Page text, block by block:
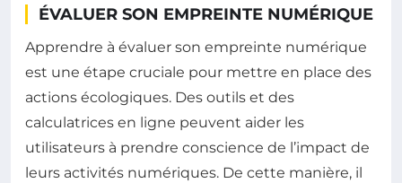
ÉVALUER SON EMPREINTE NUMÉRIQUE
Apprendre à évaluer son empreinte numérique
est une étape cruciale pour mettre en place des
actions écologiques. Des outils et des
calculatrices en ligne peuvent aider les
utilisateurs à prendre conscience de l’impact de
leurs activités numériques. De cette manière, il